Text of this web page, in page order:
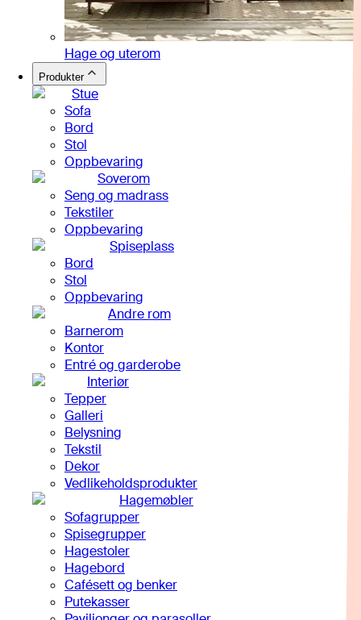
Hage og uterom
Produkter
Stue
Sofa
Bord
Stol
Oppbevaring
Soverom
Seng og madrass
Tekstiler
Oppbevaring
Spiseplass
Bord
Stol
Oppbevaring
Andre rom
Barnerom
Kontor
Entré og garderobe
Interiør
Tepper
Galleri
Belysning
Tekstil
Dekor
Vedlikeholdsprodukter
Hagemøbler
Sofagrupper
Spisegrupper
Hagestoler
Hagebord
Cafésett og benker
Putekasser